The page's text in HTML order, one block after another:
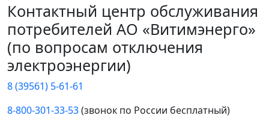
Контактный центр обслуживания
потребителей АО «Витимэнерго»
(по вопросам отключения
электроэнергии)
8 (39561) 5-61-61
8-800-301-33-53(звонок по России бесплатный)